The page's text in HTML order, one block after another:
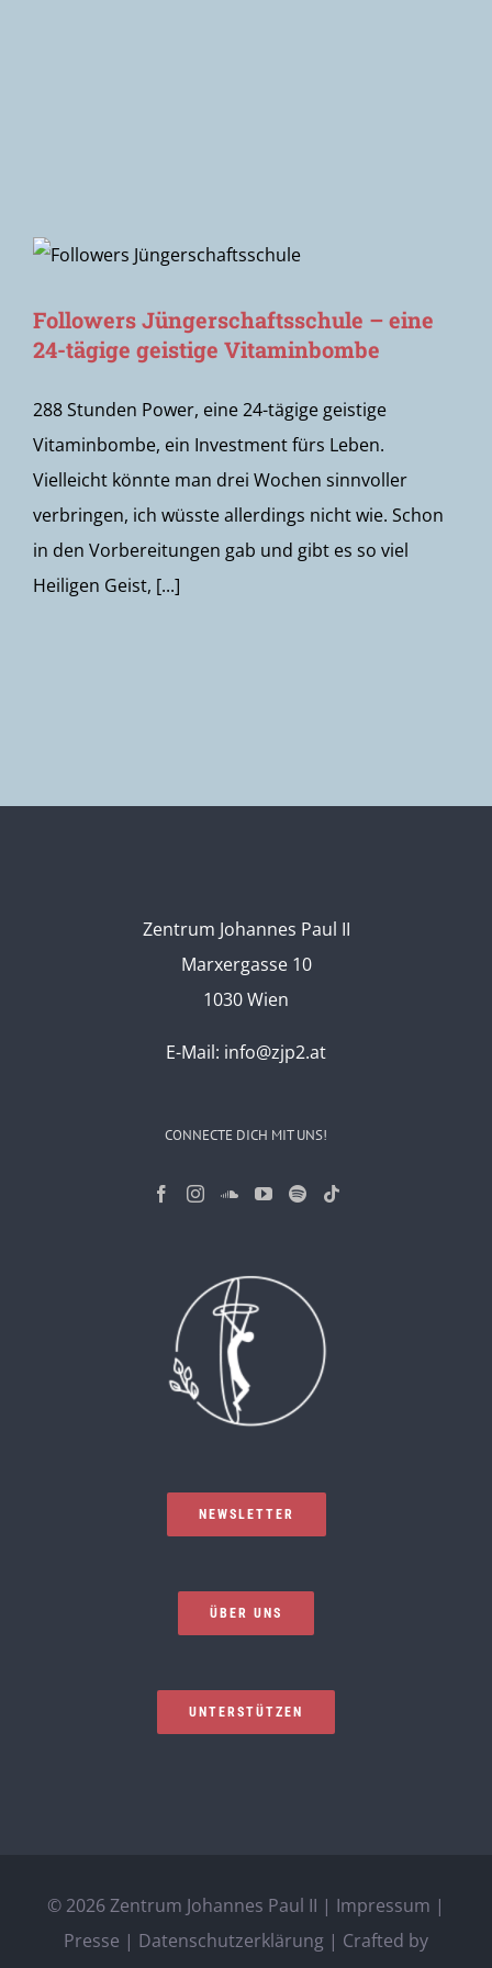
Followers Jüngerschaftsschule – eine
24-tägige geistige Vitaminbombe
288 Stunden Power, eine 24-tägige geistige
Vitaminbombe, ein Investment fürs Leben.
Vielleicht könnte man drei Wochen sinnvoller
verbringen, ich wüsste allerdings nicht wie. Schon
in den Vorbereitungen gab und gibt es so viel
Heiligen Geist, [...]
Zentrum Johannes Paul II
Marxergasse 10
1030 Wien
E-Mail: info@zjp2.at
CONNECTE DICH MIT UNS!
NEWSLETTER
ÜBER UNS
UNTERSTÜTZEN
© 2026 Zentrum Johannes Paul II | Impressum |
Presse | Datenschutzerklärung | Crafted by